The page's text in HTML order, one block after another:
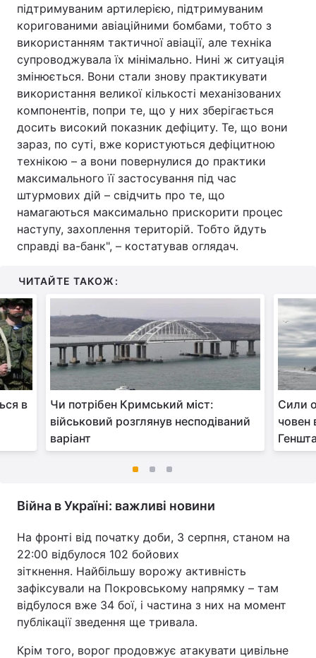
підтримуваним артилерією, підтримуваним
коригованими авіаційними бомбами, тобто з
використанням тактичної авіації, але техніка
супроводжувала їх мінімально. Нині ж ситуація
змінюється. Вони стали знову практикувати
використання великої кількості механізованих
компонентів, попри те, що у них зберігається
досить високий показник дефіциту. Те, що вони
зараз, по суті, вже користуються дефіцитною
технікою – а вони повернулися до практики
максимального її застосування під час
штурмових дій – свідчить про те, що
намагаються максимально прискорити процес
наступу, захоплення територій. Тобто йдуть
справді ва-банк", – костатував оглядач.
ЧИТАЙТЕ ТАКОЖ:
в
Чи потрібен Кримський міст:
військовий розглянув несподіваний
варіант
Сили
човен
Війна в Україні: важливі новини
На фронті від початку доби, 3 серпня, станом на
22:00 відбулося 102 бойових
зіткнення. Найбільшу ворожу активність
зафіксували на Покровському напрямку – там
відбулося вже 34 бої, і частина з них на момент
публікації зведення ще тривала.
Крім того, ворог продовжує атакувати цивільне